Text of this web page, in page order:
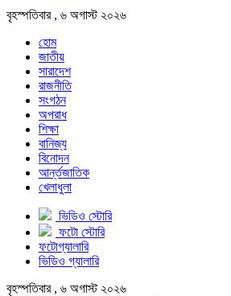
বৃহস্পতিবার , ৬ অগাস্ট ২০২৬
হোম
জাতীয়
সারাদেশ
রাজনীতি
সংগঠন
অপরাধ
শিক্ষা
বানিজ্য
বিনোদন
আর্ন্তজাতিক
খেলাধুলা
ভিডিও স্টোরি
ফটো স্টোরি
ফটোগ্যালারি
ভিডিও গ্যালারি
বৃহস্পতিবার , ৬ অগাস্ট ২০২৬